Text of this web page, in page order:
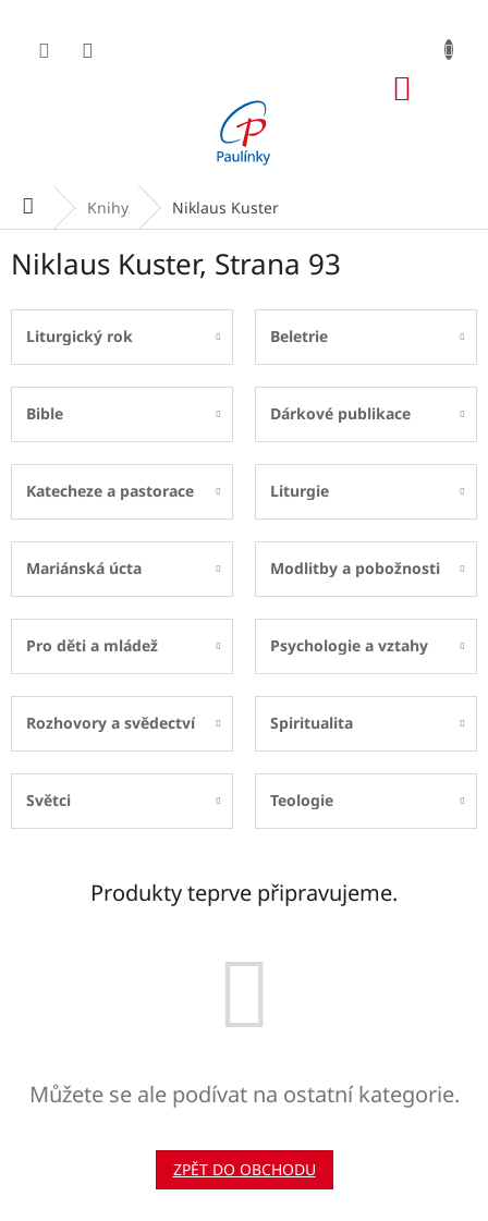
obsah
Domů Knihy Niklaus Kuster
Niklaus Kuster, Strana 93
Liturgický rok Beletrie
Bible Dárkové publikace
Katecheze a pastorace Liturgie
Mariánská úcta Modlitby a pobožnosti
Pro děti a mládež Psychologie a vztahy
Rozhovory a svědectví Spiritualita
Světci Teologie
Produkty teprve připravujeme.
Můžete se ale podívat na ostatní kategorie.
ZPĚT DO OBCHODU